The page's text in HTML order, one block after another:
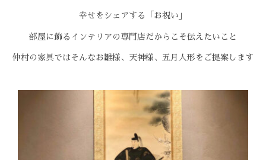
幸せをシェアする「お祝い」
部屋に飾るインテリアの専門店だからこそ伝えたいこと
仲村の家具ではそんなお雛様、天神様、五月人形をご提案します